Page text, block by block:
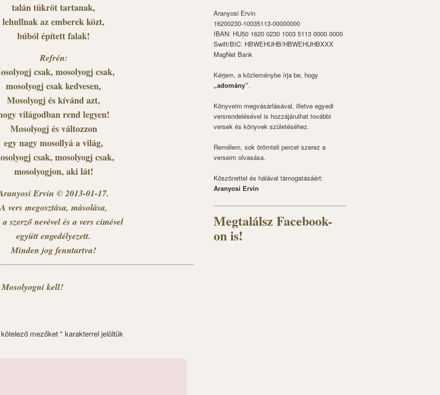
talán tükröt tartanak,
lehullnak az emberek közt,
búból épített falak!
Refrén:
csak, mosolyogj csak,
mosolyogj csak kedvesen,
Mosolyogj és kívánd azt,
világodban rend legyen!
Mosolyogj és változzon
egy nagy mosollyá a világ,
csak, mosolyogj csak,
mosolyogjon, aki lát!
Ervin © 2013-01-17.
A vers megosztása, másolása,
szerző nevével és a vers címével
együtt engedélyezett.
Minden jog fenntartva!
kell!
mezőket* karakterrel jelöltük
Aranyosi Ervin
16200230-10035113-00000000
IBAN: HU50 1620 0230 1003 5113 0000 0000
Swift/BIC: HBWEHUHB/HBWEHUHBXXX
MagNet Bank
Kérjem, a közleménybe írja be, hogy
„adomány”.
Könyveim megvásárlásával, illetve egyedi
versrendelésével is hozzájárulhat további
versek és könyvek születéséhez.
Remélem, sok örömteli percet szerez a
verseim olvasása.
Köszönettel és hálával támogatásáért:
Aranyosi Ervin
Megtalálsz Facebook-
on is!